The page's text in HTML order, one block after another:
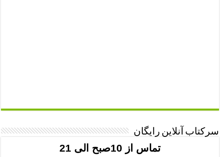
سرکتاب آنلاین رایگان
تماس از 10صبح الی 21